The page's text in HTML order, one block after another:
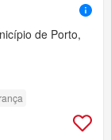
de Porto,